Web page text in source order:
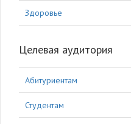
Здоровье
Целевая аудитория
Абитуриентам
Студентам